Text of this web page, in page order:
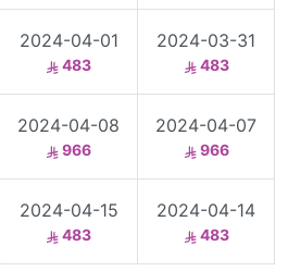
2024-03-31
483
2024-04-01
483
2024-04-07
966
2024-04-08
966
2024-04-14
483
2024-04-15
483